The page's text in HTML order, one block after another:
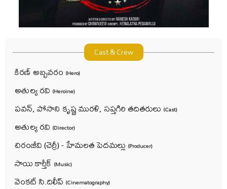
Cast & Crew
కిరణ్ అబ్బవరం (Hero)
అతుల్య రవి (Heroine)
పవన్, పోసాని కృష్ణ మురళి, సప్తగిరి తదితరులు (Cast)
అతుల్య రవి (Director)
చిరంజీవి (చెర్రీ) - హేమలత పెదమల్లు (Producer)
సాయి కార్తీక్ (Music)
వెంకట్ సి.దిలీప్ (Cinematography)